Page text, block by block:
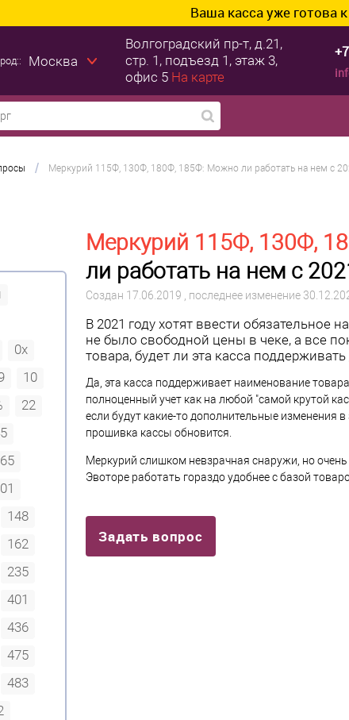
Ваша касса уже готова к ТС
Москва
Волгоградский пр-т, д.21,
стр. 1, подъезд 1, этаж 3,
офис 5 На карте
/ Меркурий 115Ф, 130Ф, 180Ф, 185Ф: Можно ли работать на нем с
0x
10
22
65
148
162
235
401
436
475
483
Меркурий 115Ф, 130Ф,
ли работать на нем с
Создан 17.06.2019 , последнее изменение
В 2021 году хотят ввести обязательное
не было свободной цены в чеке, а все
товара, будет ли эта касса
Да, эта касса поддерживает наименование
полноценный учет как на любой "самой крутой
если будут какие-то дополнительные изменения
прошивка кассы обновится.
Меркурий слишком невзрачная снаружи, но
Эвоторе работать гораздо удобнее с базой
Задать вопрос